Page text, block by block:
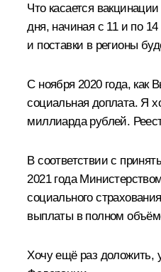
Что касается
дня, начиная с 11 и по
и поставки в регионы
С ноября 2020 года,
социальная доплата. Я
миллиарда рублей.
В соответствии с
2021 года
социального
выплаты в полном
Хочу ещё раз доложить,